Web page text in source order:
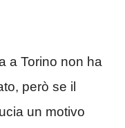
a Torino non ha
però se il
un motivo